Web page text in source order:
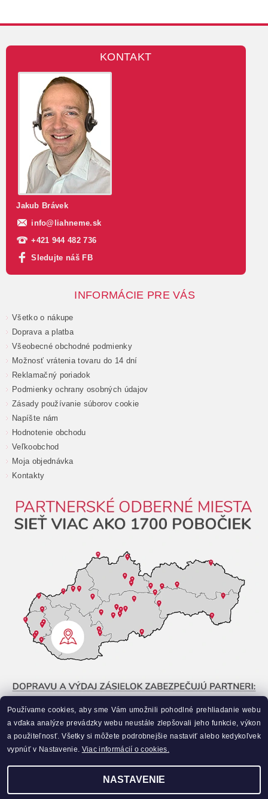
KONTAKT
Jakub Brávek
info@ liahneme.sk
+421 944 482 736
Sledujte náš FB
INFORMÁCIE PRE VÁS
Všetko o nákupe
Doprava a platba
Všeobecné obchodné podmienky
Možnosť vrátenia tovaru do 14 dní
Reklamačný poriadok
Podmienky ochrany osobných údajov
Zásady používanie súborov cookie
Napíšte nám
Hodnotenie obchodu
Veľkoobchod
Moja objednávka
Kontakty
Používame cookies, aby sme Vám umožnili pohodlné prehliadanie webu
a vďaka analýze prevádzky webu neustále zlepšovali jeho funkcie, výkon
a použiteľnosť. Všetky si môžete podrobnejšie nastaviť alebo kedykoľvek
vypnúť v Nastavenie. Viac informácií o cookies.
NASTAVENIE